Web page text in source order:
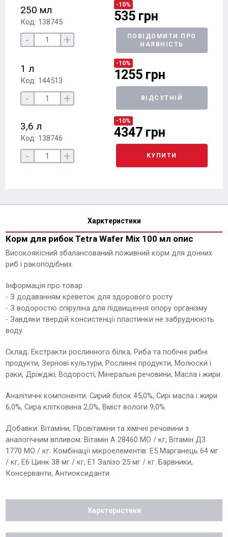
250 мл
Код: 138745
-10%
535 грн
- +
ПОВІДОМИТИ ПРО
НАЯВНІСТЬ
1 л
Код: 144513
-10%
1255 грн
- + ВІДСУТНІЙ
3,6 л
Код: 138746
-10%
4347 грн
- + КУПИТИ
Харктеристики
Корм для рибок Tetra Wafer Mix 100 мл опис
Високоякісний збалансований поживний корм для донних
риб і ракоподібних.
Інформація про товар
- З додаванням креветок для здорового росту
- З водоростю спіруліна для підвищення опору організму
- Завдяки твердій консистенції пластинки не забруднюють
воду
Склад: Екстракти рослинного білка, Риба та побічні рибні
продукти, Зернові культури, Рослинні продукти, Молюски і
раки, Дріжджі, Водорості, Мінеральні речовини, Масла і жири.
Аналітичні компоненти: Сирий білок 45,0%, Сирі масла і жири
6,0%, Сира клітковина 2,0%, Вміст вологи 9,0%.
Добавки: Вітаміни, Провітаміни та хімічні речовини з
аналогічним впливом: Вітамін А 28460 МО / кг, Вітамін Д3
1770 МО / кг. Комбінації мікроелементів: Е5 Марганець 64 мг
/ кг, Е6 Цинк 38 мг / кг, Е1 Залізо 25 мг / кг. Барвники,
Консерванти, Антиоксиданти.
Харктеристики